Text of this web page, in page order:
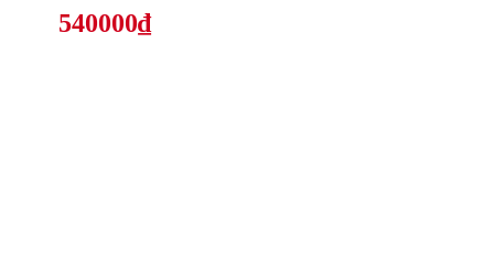
540000₫